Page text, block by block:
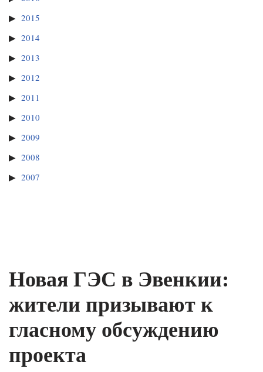
2015
2014
2013
2012
2011
2010
2009
2008
2007
Новая ГЭС в Эвенкии:
жители призывают к
гласному обсуждению
проекта